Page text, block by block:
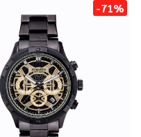
-71%